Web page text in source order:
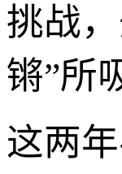
挑战
锵”所
这两